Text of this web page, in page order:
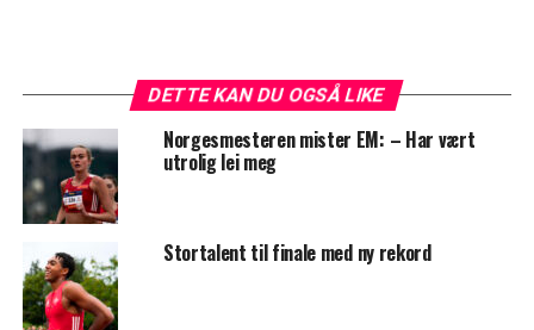
DETTE KAN DU OGSÅ LIKE
Norgesmesteren mister EM: – Har vært
utrolig lei meg
Stortalent til finale med ny rekord